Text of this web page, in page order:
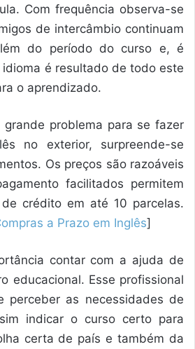
Com frequência observa-se
de intercâmbio continuam
do período do curso e, é
é resultado de todo este
o aprendizado.
problema para se fazer
no exterior, surpreende-se
Os preços são razoáveis
facilitados permitem
crédito em até 10 parcelas.
a Prazo em Inglês]
contar com a ajuda de
educacional. Esse profissional
perceber as necessidades de
indicar o curso certo para
certa de país e também da